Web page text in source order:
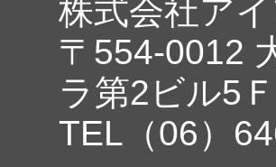
株式会社ア
〒554-0012
ラ第2ビル5Ｆ
TEL（06）